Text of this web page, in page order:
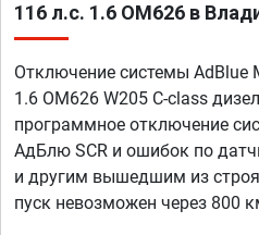
116 л.с. 1.6 OM626 в
Отключение системы AdBlue
1.6 OM626 W205 C-class
программное отключение
АдБлю SCR и ошибок по
и другим вышедшим из
пуск невозможен через 800